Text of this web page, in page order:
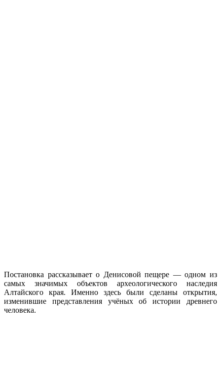
Постановка рассказывает о Денисовой пещере — одном из
самых значимых объектов археологического наследия
Алтайского края. Именно здесь были сделаны открытия,
изменившие представления учёных об истории древнего
человека.